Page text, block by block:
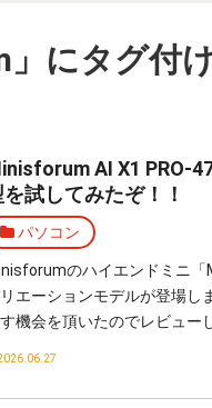
」にタグ付
AI X1 PRO-
試してみたぞ！！
パソコン
のハイエンドミニ「
エーションモデルが登場し
機会を頂いたのでレビュー